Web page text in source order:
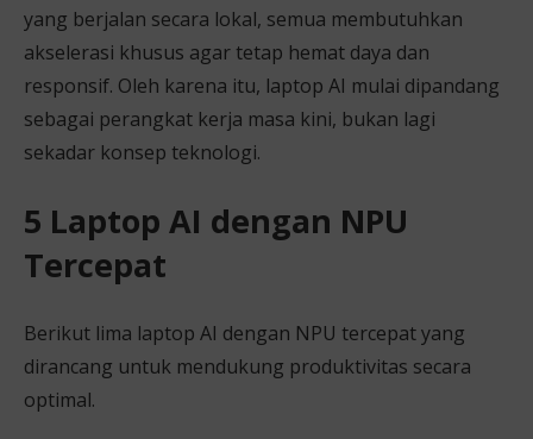
yang berjalan secara lokal, semua membutuhkan
akselerasi khusus agar tetap hemat daya dan
responsif. Oleh karena itu, laptop AI mulai dipandang
sebagai perangkat kerja masa kini, bukan lagi
sekadar konsep teknologi.
5 Laptop AI dengan NPU
Tercepat
Berikut lima laptop AI dengan NPU tercepat yang
dirancang untuk mendukung produktivitas secara
optimal.